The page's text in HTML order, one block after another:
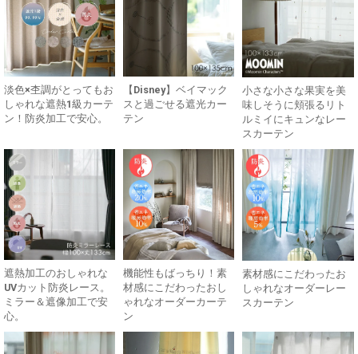
淡色×杢調がとってもお
しゃれな遮熱1級カーテ
ン！防炎加工で安心。
【Disney】ベイマック
スと過ごせる遮光カー
テン
小さな小さな果実を美
味しそうに頬張るリト
ルミイにキュンなレー
スカーテン
遮熱加工のおしゃれな
UVカット防炎レース。
ミラー＆遮像加工で安
心。
機能性もばっちり！素
材感にこだわったおし
ゃれなオーダーカーテ
ン
素材感にこだわったお
しゃれなオーダーレー
スカーテン